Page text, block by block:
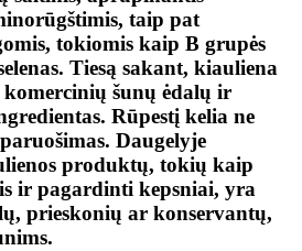
taip pat
tokiomis kaip B grupės
Tiesą sakant, kiauliena
šunų ėdalų ir
Rūpestį kelia ne
Daugelyje
produktų, tokių kaip
ir pagardinti kepsniai, yra
prieskonių ar konservantų,